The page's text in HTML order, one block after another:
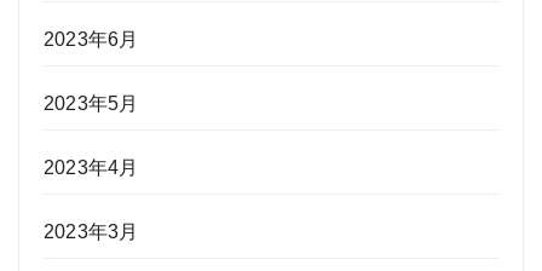
2023年6月
2023年5月
2023年4月
2023年3月